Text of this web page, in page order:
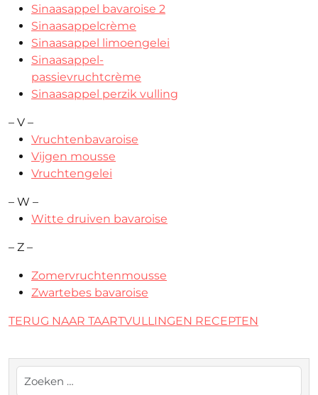
Sinaasappel bavaroise 2
Sinaasappelcrème
Sinaasappel limoengelei
Sinaasappel-
passievruchtcrème
Sinaasappel perzik vulling
– V –
Vruchtenbavaroise
Vijgen mousse
Vruchtengelei
– W –
Witte druiven bavaroise
– Z –
Zomervruchtenmousse
Zwartebes bavaroise
TERUG NAAR TAARTVULLINGEN RECEPTEN